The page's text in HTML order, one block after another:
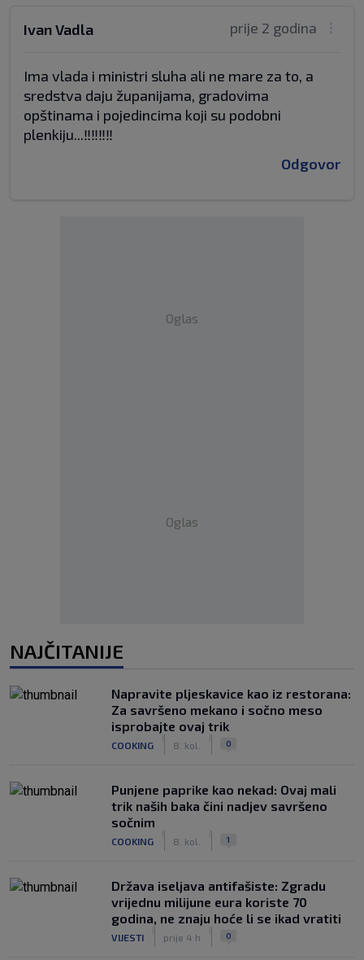
prije 2 godina
Ivan Vadla
Ima vlada i ministri sluha ali ne mare za to, a
sredstva daju županijama, gradovima
opštinama i pojedincima koji su podobni
plenkiju...‼️‼️‼️‼️
Odgovor
Oglas
Oglas
NAJČITANIJE
Napravite pljeskavice kao iz restorana:
Za savršeno mekano i sočno meso
isprobajte ovaj trik
COOKING 8. kol. 0
Punjene paprike kao nekad: Ovaj mali
trik naših baka čini nadjev savršeno
sočnim
COOKING 8. kol. 1
Država iseljava antifašiste: Zgradu
vrijednu milijune eura koriste 70
godina, ne znaju hoće li se ikad vratiti
VIJESTI prije 4 h 0